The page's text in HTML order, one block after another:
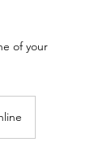
of your